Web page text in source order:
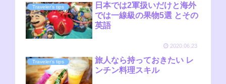
Traveler's tips
日本では2軍扱いだけと海外
では一線級の果物5選 とその
英語
2020.06.23
Traveler's tips
旅人なら持っておきたい レ
ンチン料理スキル